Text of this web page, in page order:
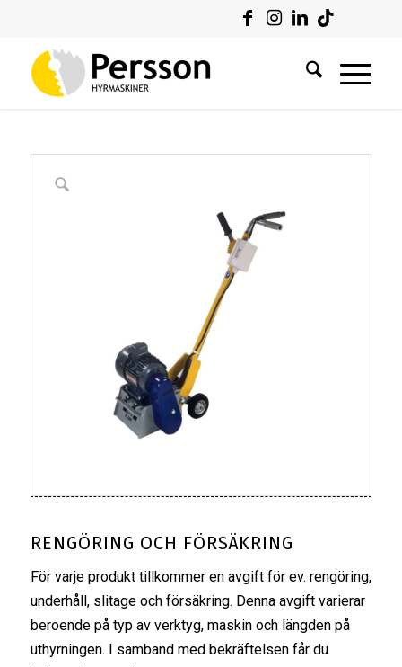
RENGÖRING OCH FÖRSÄKRING
För varje produkt tillkommer en avgift för ev. rengöring,
underhåll, slitage och försäkring. Denna avgift varierar
beroende på typ av verktyg, maskin och längden på
uthyrningen. I samband med bekräftelsen får du